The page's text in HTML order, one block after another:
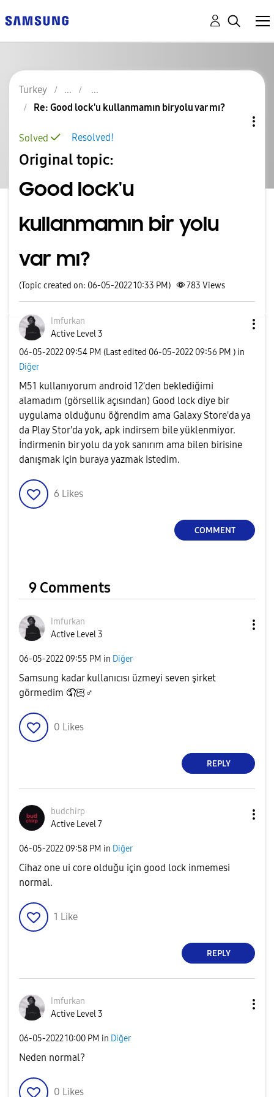
Turkey
Re: Good lock'u kullanmamın bir yolu var mı?
Resolved!
Solved
Original topic:
Good lock'u
kullanmamın bir yolu
var mı?
(Topic created on: 06-05-2022 10:33 PM) 783 Views
Imfurkan
Active Level 3
‎06-05-2022 09:54 PM (Last edited ‎06-05-2022 09:56 PM ) in
Diğer
M51 kullanıyorum android 12'den beklediğimi
alamadım (görsellik açısından) Good lock diye bir
uygulama olduğunu öğrendim ama Galaxy Store'da ya
da Play Stor'da yok, apk indirsem bile yüklenmiyor.
İndirmenin bir yolu da yok sanırım ama bilen birisine
danışmak için buraya yazmak istedim.
6 Likes
COMMENT
9 Comments
Imfurkan
Active Level 3
‎06-05-2022 09:55 PM in Diğer
Samsung kadar kullanıcısı üzmeyi seven şirket
görmedim 🤦🏻‍ ♂️
0 Likes
REPLY
budchirp
Active Level 7
‎06-05-2022 09:58 PM in Diğer
Cihaz one ui core olduğu için good lock inmemesi
normal.
1 Like
REPLY
Imfurkan
Active Level 3
‎06-05-202210:00 PM in Diğer
Neden normal?
0 Likes